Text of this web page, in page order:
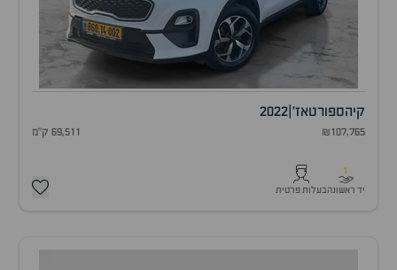
קיהספורטאז' 2022
₪107,765 69,511 ק"מ
1
יד ראשונהבעלות פרטית